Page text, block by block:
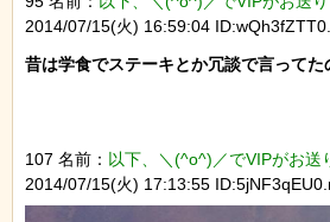
2014/07/15(火) 16:59:04
昔は学食でステーキとか冗談で言ってた
107 名前： 以下、＼(^o^)／でVIPがお送
2014/07/15(火) 17:13:55